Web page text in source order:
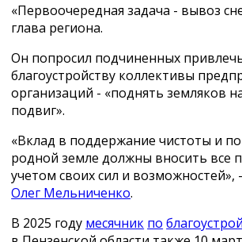
«Первоочередная задача - вывоз
глава региона.
Он попросил подчиненных
благоустройству коллективы
организаций - «поднять земляков
подвиг».
«Вклад в поддержание чистоты и
родной земле должны вносить все
учетом своих сил и возможностей»,
Олег Мельниченко.
В 2025 году месячник по